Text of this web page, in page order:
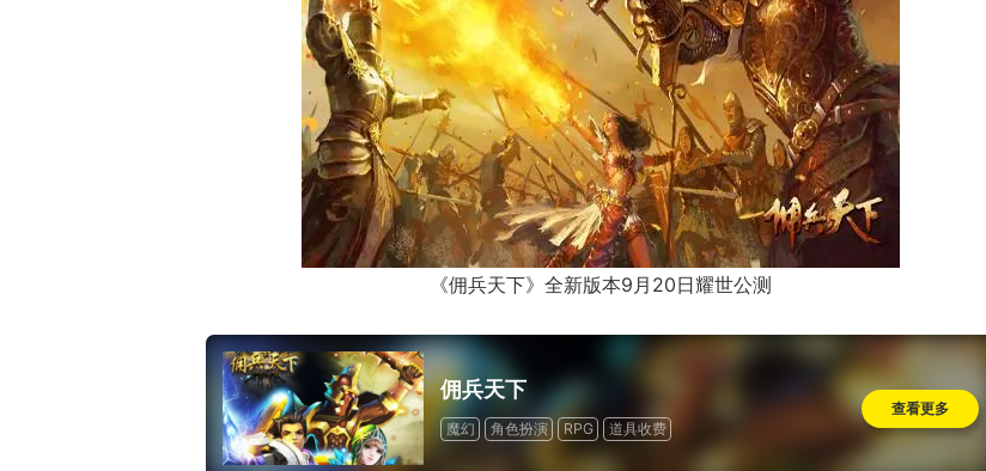
《佣兵天下》全新版本9月20日耀世公测
佣兵天下
魔幻 角色扮演 RPG 道具收费
查看更多
17周年庆典 争霸赛大区火
爆开启